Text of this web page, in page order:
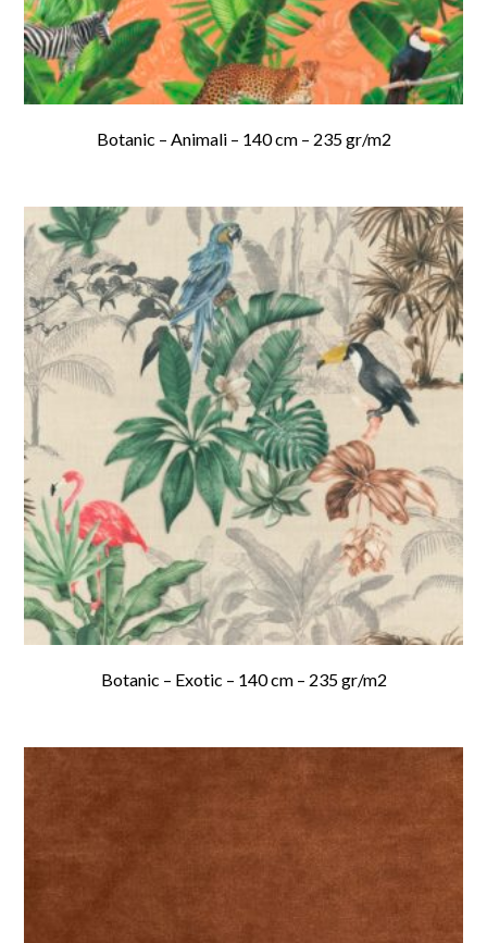
Botanic – Animali – 140 cm – 235 gr/m2
Botanic – Exotic – 140 cm – 235 gr/m2